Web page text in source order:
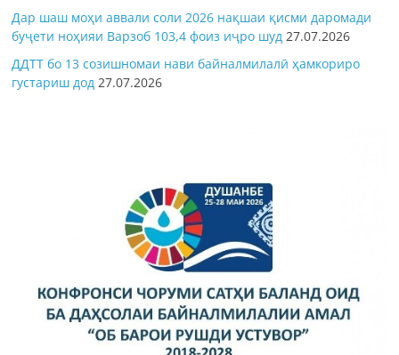
Дар шаш моҳи аввали соли 2026 нақшаи қисми даромади
буҷети ноҳияи Варзоб 103,4 фоиз иҷро шуд 27.07.2026
ДДТТ бо 13 созишномаи нави байналмилалӣ ҳамкориро
густариш дод 27.07.2026